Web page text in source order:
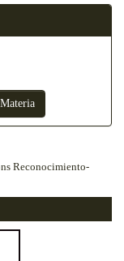
Reconocimiento-